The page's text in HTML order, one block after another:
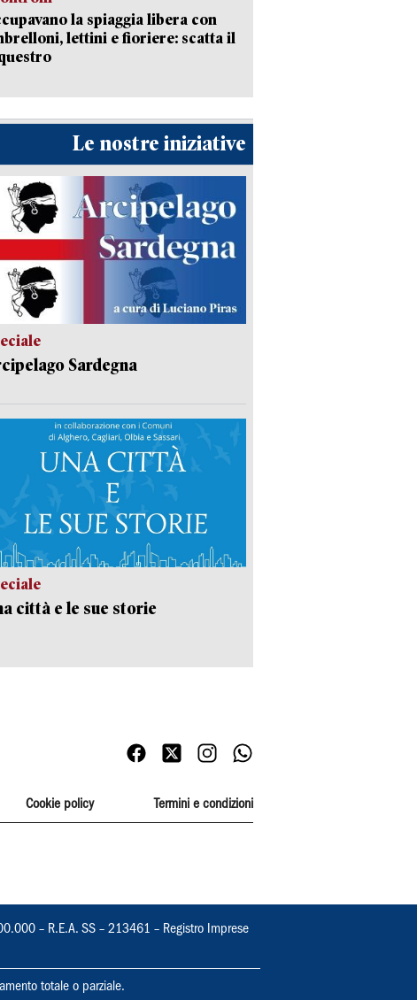
la spiaggia libera con
lettini e fioriere: scatta il
Le nostre iniziative
Sardegna
città e le sue storie
Cookie policy Termini e condizioni
– R.E.A. SS – 213461 – Registro Imprese
totale o parziale.